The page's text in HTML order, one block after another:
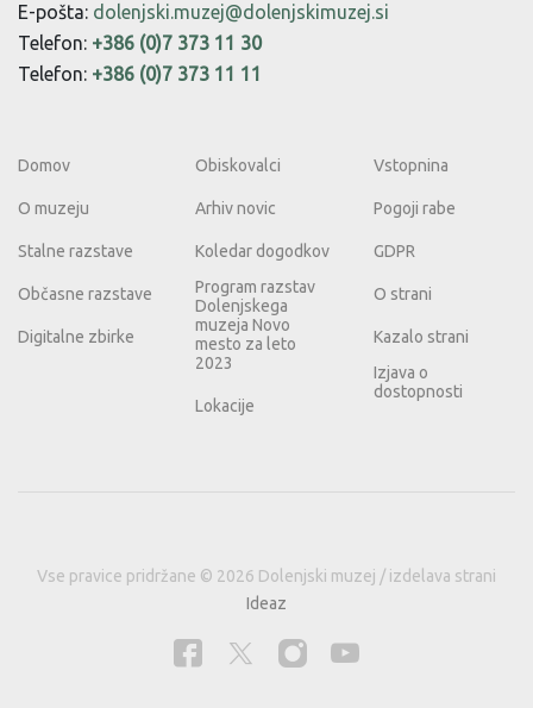
E-pošta: dolenjski.muzej@dolenjskimuzej.si
Telefon: +386 (0)7 373 11 30
Telefon: +386 (0)7 373 11 11
Domov
O muzeju
Stalne razstave
Občasne razstave
Digitalne zbirke
Obiskovalci
Arhiv novic
Koledar dogodkov
Program razstav
Dolenjskega
muzeja Novo
mesto za leto
2023
Lokacije
Vstopnina
Pogoji rabe
GDPR
O strani
Kazalo strani
Izjava o
dostopnosti
Vse pravice pridržane © 2026 Dolenjski muzej / izdelava strani
Ideaz